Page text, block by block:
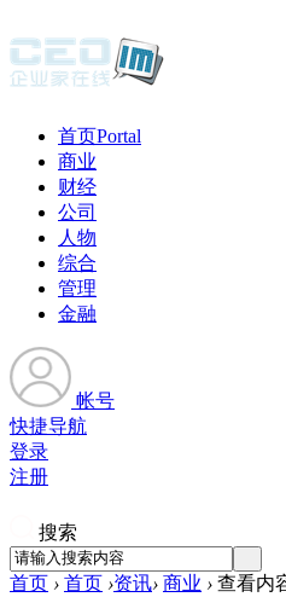
首页Portal
商业
财经
公司
人物
综合
管理
金融
帐号
快捷导航
登录
注册
搜索
首页 › 首页 ›资讯› 商业 › 查看内